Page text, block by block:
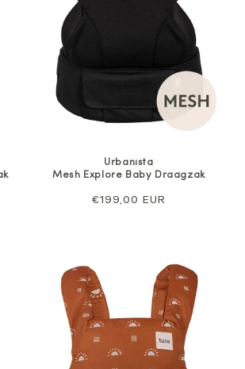
Urbanista
Mesh Explore Baby Draagzak
Normale
€199,00 EUR